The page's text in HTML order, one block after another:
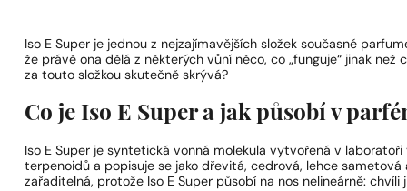
Iso E Super je jednou z nejzajímavějších složek současné
že právě ona dělá z některých vůní něco, co „funguje“ jinak
za touto složkou skutečně skrývá?
Co je Iso E Super a jak působí v
Iso E Super je syntetická vonná molekula vytvořená v
terpenoidů a popisuje se jako dřevitá, cedrová, lehce
zařaditelná, protože Iso E Super působí na nos nelineárně: